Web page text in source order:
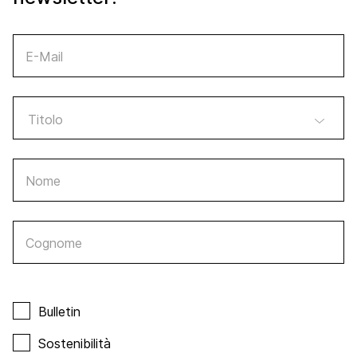
E-Mail
Nome
Cognome
Bulletin
Sostenibilità